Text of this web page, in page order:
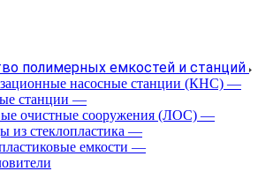
полимерных емкостей и станций
насосные станции (КНС) —
станции —
очистные сооружения (ЛОС) —
из стеклопластика —
емкости —